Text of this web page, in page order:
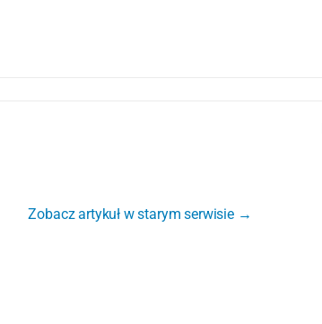
Zobacz artykuł w starym serwisie →